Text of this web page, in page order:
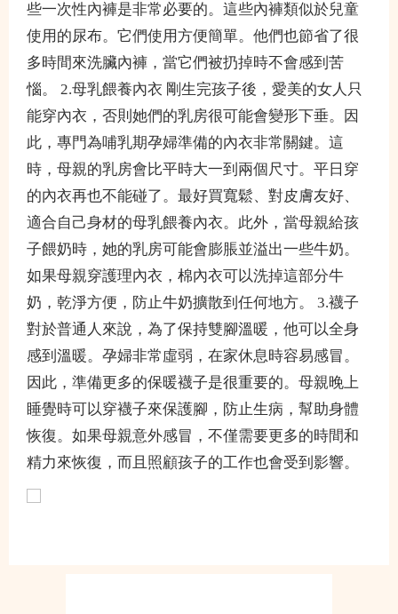
些一次性內褲是非常必要的。這些內褲類似於兒童
使用的尿布。它們使用方便簡單。他們也節省了很
多時間來洗臟內褲，當它們被扔掉時不會感到苦
惱。 2.母乳餵養內衣 剛生完孩子後，愛美的女人只
能穿內衣，否則她們的乳房很可能會變形下垂。因
此，專門為哺乳期孕婦準備的內衣非常關鍵。這
時，母親的乳房會比平時大一到兩個尺寸。平日穿
的內衣再也不能碰了。最好買寬鬆、對皮膚友好、
適合自己身材的母乳餵養內衣。此外，當母親給孩
子餵奶時，她的乳房可能會膨脹並溢出一些牛奶。
如果母親穿護理內衣，棉內衣可以洗掉這部分牛
奶，乾淨方便，防止牛奶擴散到任何地方。 3.襪子
對於普通人來說，為了保持雙腳溫暖，他可以全身
感到溫暖。孕婦非常虛弱，在家休息時容易感冒。
因此，準備更多的保暖襪子是很重要的。母親晚上
睡覺時可以穿襪子來保護腳，防止生病，幫助身體
恢復。如果母親意外感冒，不僅需要更多的時間和
精力來恢復，而且照顧孩子的工作也會受到影響。